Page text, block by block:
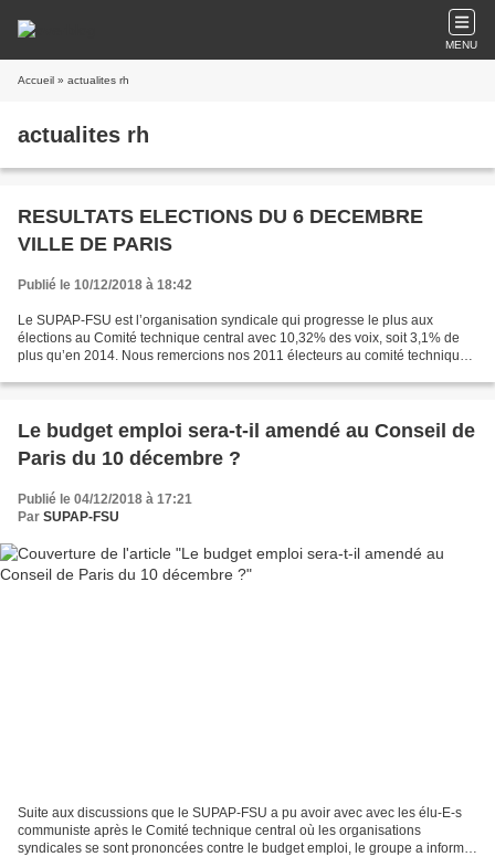
MENU
Accueil » actualites rh
actualites rh
RESULTATS ELECTIONS DU 6 DECEMBRE
VILLE DE PARIS
Publié le 10/12/2018 à 18:42
Le SUPAP-FSU est l’organisation syndicale qui progresse le plus aux
élections au Comité technique central avec 10,32% des voix, soit 3,1% de
plus qu’en 2014. Nous remercions nos 2011 électeurs au comité technique
Le budget emploi sera-t-il amendé au Conseil de
Paris du 10 décembre ?
Publié le 04/12/2018 à 17:21
Par SUPAP-FSU
Suite aux discussions que le SUPAP-FSU a pu avoir avec avec les élu-E-s
communiste après le Comité technique central où les organisations
syndicales se sont prononcées contre le budget emploi, le groupe a informé